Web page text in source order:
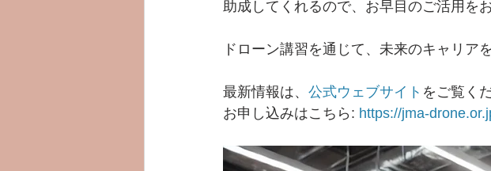
助成してくれるので、お早目のご活用を
ドローン講習を通じて、未来のキャリア
最新情報は、 公式ウェブサイト をご覧く
お申し込みはこちら: https://jma-